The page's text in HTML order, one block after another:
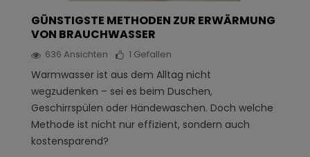
GÜNSTIGSTE METHODEN ZUR ERWÄRMUNG
VON BRAUCHWASSER
636 Ansichten 1 Gefallen
Warmwasser ist aus dem Alltag nicht
wegzudenken – sei es beim Duschen,
Geschirrspülen oder Händewaschen. Doch welche
Methode ist nicht nur effizient, sondern auch
kostensparend?